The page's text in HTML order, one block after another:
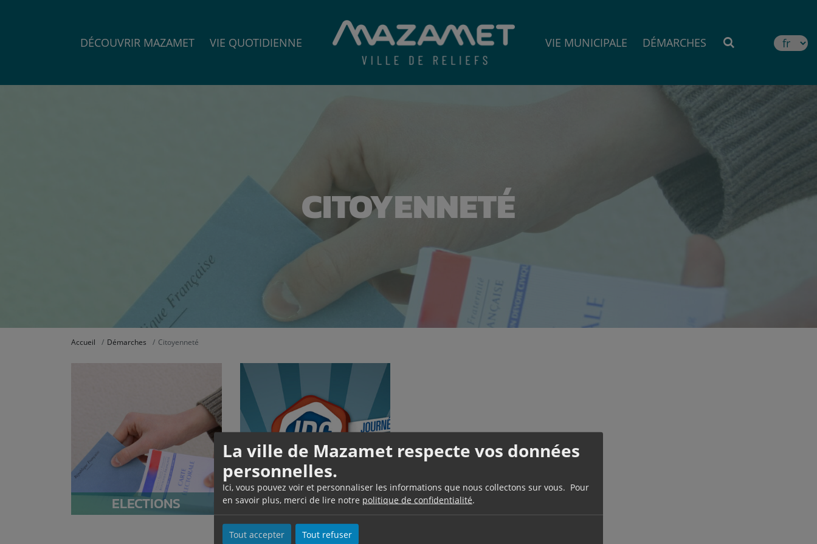
La ville de Mazamet respecte vos données
personnelles.
Ici, vous pouvez voir et personnaliser les informations que nous collectons sur vous. Pour
en savoir plus, merci de lire notre politique de confidentialité.
Tout accepter Tout refuser
DÉCOUVRIR MAZAMET VIE QUOTIDIENNE VIE MUNICIPALE DÉMARCHES MOTEUR DE
CITOYENNETÉ
Accueil Démarches Citoyenneté
ELECTIONS
RECENSEMENT
CITOYEN